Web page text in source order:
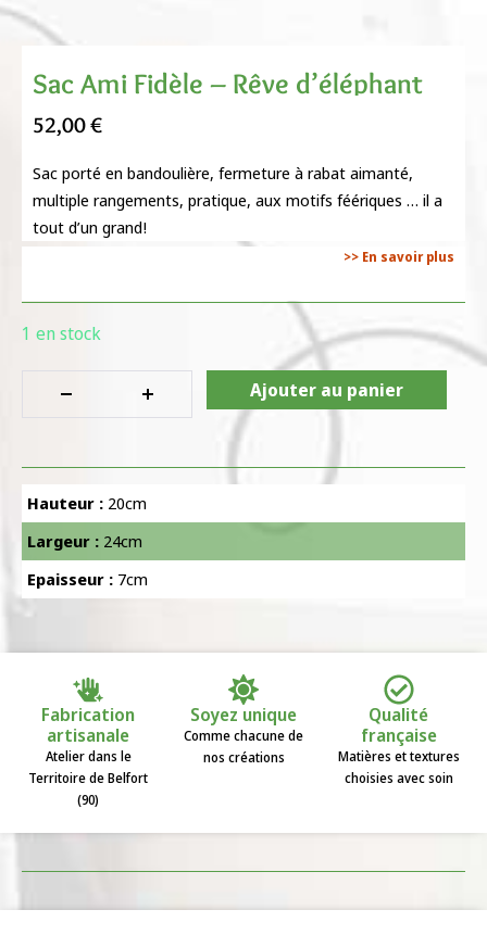
Sac Ami Fidèle – Rêve d’éléphant
52,00€
Sac porté en bandoulière, fermeture à rabat aimanté,
multiple rangements, pratique, aux motifs féériques … il a
tout d’un grand!
>> En savoir plus
1 en stock
Ajouter au panier
Hauteur : 20cm
Largeur : 24cm
Epaisseur : 7cm
Fabrication
artisanale
Atelier dans le
Territoire de Belfort
(90)
Soyez unique
Comme chacune de
nos créations
Qualité
française
Matières et textures
choisies avec soin